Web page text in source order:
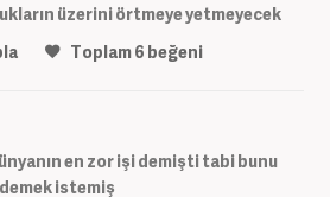
üzerini örtmeye yetmeyecek
Toplam6 beğeni
en zor işi demişti tabi bunu
istemiş